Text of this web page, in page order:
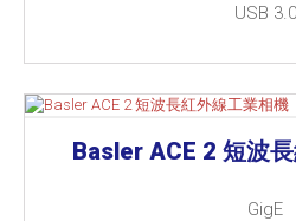
USB 3.0
Basler ACE 2 短波
GigE